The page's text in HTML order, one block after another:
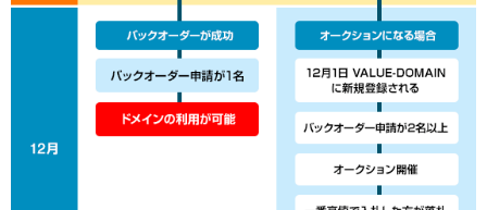
※AmazonはValue Domain Oneのログイン画面へ遷移します
Google Yahoo!
GMO ID Amazon
※AmazonはValue Domain Oneのアカウント作成画面へ遷移します